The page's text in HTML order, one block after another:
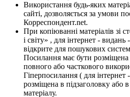
Використання будь-яких
сайті, дозволяється за умови
Корреспондент.net.
При копіюванні матеріалів зі
і світу» , для інтернет -
відкрите для пошукових
Посилання має бути розміщена
повного або часткового
Гіперпосилання ( для
розміщена в підзаголовку або
матеріалу.